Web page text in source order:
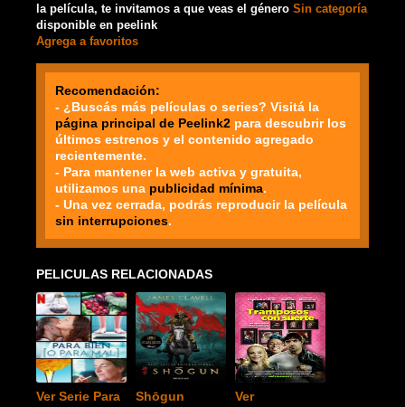
la película, te invitamos a que veas el género Sin categoría
disponible en peelink
Agrega a favoritos
Recomendación:
- ¿Buscás más películas o series? Visitá la
página principal de Peelink2 para descubrir los
últimos estrenos y el contenido agregado
recientemente.
- Para mantener la web activa y gratuita,
utilizamos una publicidad mínima.
- Una vez cerrada, podrás reproducir la película
sin interrupciones.
PELICULAS RELACIONADAS
Ver Serie Para
Shōgun
Ver